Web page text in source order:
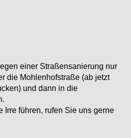
einer Straßensanierung nur
die Mohlenhofstraße (ab jetzt
und dann in die
Irre führen, rufen Sie uns gerne